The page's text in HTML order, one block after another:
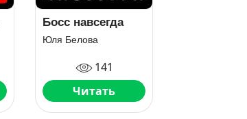
Босс навсегда
Юля Белова
141
Читать